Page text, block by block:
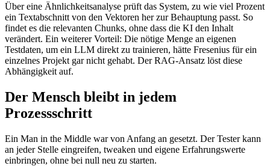
Über eine Ähnlichkeitsanalyse prüft das System, zu wie viel Prozent
ein Textabschnitt von den Vektoren her zur Behauptung passt. So
findet es die relevanten Chunks, ohne dass die KI den Inhalt
verändert. Ein weiterer Vorteil: Die nötige Menge an eigenen
Testdaten, um ein LLM direkt zu trainieren, hätte Fresenius für ein
einzelnes Projekt gar nicht gehabt. Der RAG-Ansatz löst diese
Abhängigkeit auf.
Der Mensch bleibt in jedem
Prozessschritt
Ein Man in the Middle war von Anfang an gesetzt. Der Tester kann
an jeder Stelle eingreifen, tweaken und eigene Erfahrungswerte
einbringen, ohne bei null neu zu starten.